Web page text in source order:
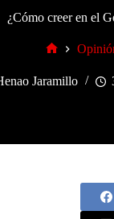
¿Cómo creer en el
Jaramillo